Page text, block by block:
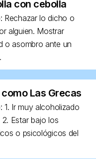
con cebolla
Rechazar lo dicho o
alguien. Mostrar
o asombro ante un
Las Grecas
1. Ir muy alcoholizado
Estar bajo los
o psicológicos del